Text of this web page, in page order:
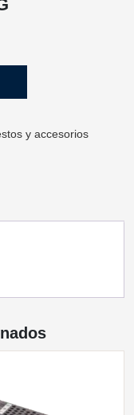
y accesorios